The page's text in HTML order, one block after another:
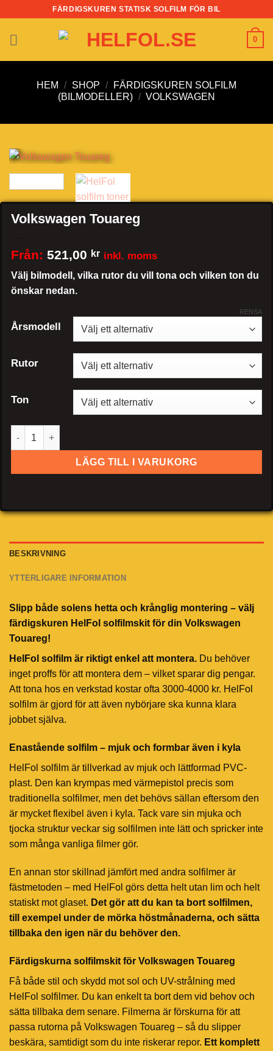
content
FÄRDIGSKUREN STATISK SOLFILM FÖR BIL
0
HEM / SHOP /
FÄRDIGSKUREN SOLFILM
(BILMODELLER) / VOLKSWAGEN
Volkswagen Touareg
Från: 521,00 kr inkl. moms
Välj bilmodell, vilka rutor du vill tona och vilken ton du
önskar nedan.
Årsmodell
Rutor
Ton
RENSA
Volkswagen Touareg mängd
LÄGG TILL I VARUKORG
BESKRIVNING
YTTERLIGARE INFORMATION
Slipp både solens hetta och krånglig montering – välj
färdigskuren HelFol solfilmskit för din Volkswagen
Touareg!
HelFol solfilm är riktigt enkel att montera. Du behöver
inget proffs för att montera dem – vilket sparar dig pengar.
Att tona hos en verkstad kostar ofta 3000-4000 kr. HelFol
solfilm är gjord för att även nybörjare ska kunna klara
jobbet själva.
Enastående solfilm – mjuk och formbar även i kyla
HelFol solfilm är tillverkad av mjuk och lättformad PVC-
plast. Den kan krympas med värmepistol precis som
traditionella solfilmer, men det behövs sällan eftersom den
är mycket flexibel även i kyla. Tack vare sin mjuka och
tjocka struktur veckar sig solfilmen inte lätt och spricker inte
som många vanliga filmer gör.
En annan stor skillnad jämfört med andra solfilmer är
fästmetoden – med HelFol görs detta helt utan lim och helt
statiskt mot glaset. Det gör att du kan ta bort solfilmen,
till exempel under de mörka höstmånaderna, och sätta
tillbaka den igen när du behöver den.
Färdigskurna solfilmskit för Volkswagen Touareg
Få både stil och skydd mot sol och UV-strålning med
HelFol solfilmer. Du kan enkelt ta bort dem vid behov och
sätta tillbaka dem senare. Filmerna är förskurna för att
passa rutorna på Volkswagen Touareg – så du slipper
beskära, samtidigt som du inte riskerar repor. Ett komplett